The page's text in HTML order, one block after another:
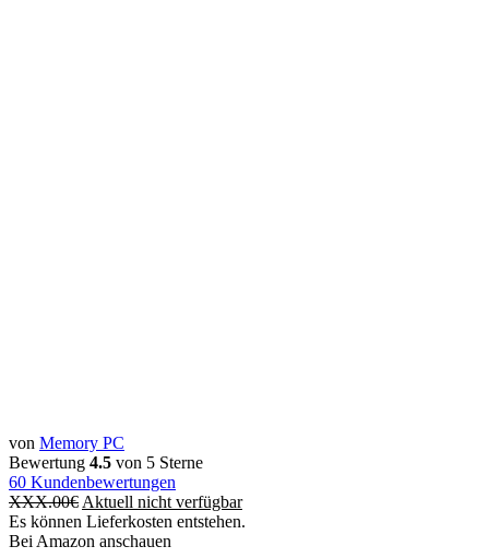
von Memory PC
Bewertung 4.5 von 5 Sterne
60 Kundenbewertungen
XXX.00€ Aktuell nicht verfügbar
Es können Lieferkosten entstehen.
Bei Amazon anschauen